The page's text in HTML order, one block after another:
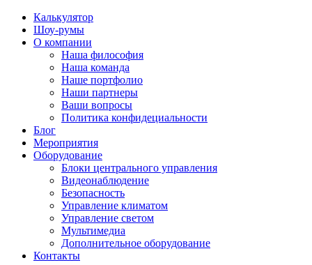
Калькулятор
Шоу-румы
О компании
Наша философия
Наша команда
Наше портфолио
Наши партнеры
Ваши вопросы
Политика конфидециальности
Блог
Мероприятия
Оборудование
Блоки центрального управления
Видеонаблюдение
Безопасность
Управление климатом
Управление светом
Мультимедиа
Дополнительное оборудование
Контакты